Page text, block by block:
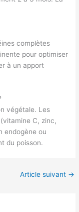
complètes
pour optimiser
à un apport
végétale. Les
C, zinc,
endogène ou
du poisson.
Article suivant →